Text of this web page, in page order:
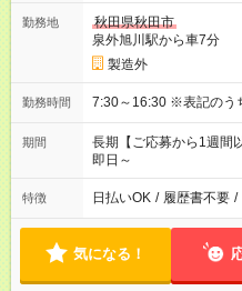
勤務地
秋田県秋田市
泉外旭川駅から車7分
製造外
勤務時間 7:30～16:30 ※
期間
長期【ご応募から1週間
即日～
特徴 日払いOK / 履歴書不要 /
気になる！